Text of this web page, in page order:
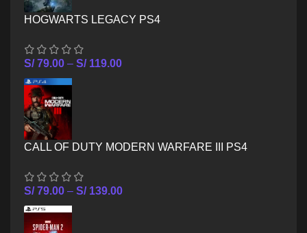
HOGWARTS LEGACY PS4
S/79.00 – S/119.00
CALL OF DUTY MODERN WARFARE III PS4
S/79.00 – S/139.00